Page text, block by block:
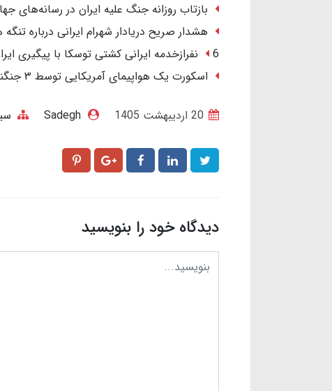
بازتاب روزانه جنگ علیه ایران در رسانه‌های
هشدار صریح دریادار شهرام ایرانی درباره تنگه
6 نفرازخدمه ایرانی کشتی توسکا با پیگیری ایران آزاد شدند.
اسکورت یک هواپیمای آمریکایی توسط ۳ جنگنده در آسمان عراق/ ماجرا چیست؟
Sadegh
دیدگاه خود را بنویسید